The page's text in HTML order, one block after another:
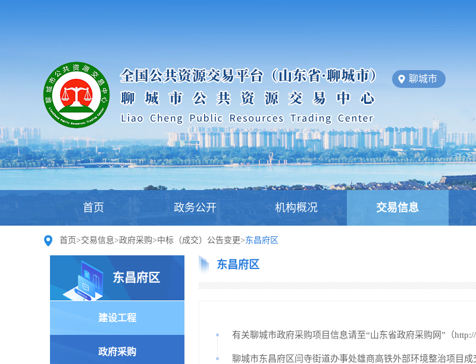
聊城市
首页 政务公开 机构概况 交易信息
首页>交易信息>政府采购>中标（成交）公告变更>东昌府区
东昌府区
建设工程
政府采购
东昌府区
有关聊城市政府采购项目信息请至“山东省政府采购网”（http://
聊城市东昌府区闫寺街道办事处雄商高铁外部环境整治项目成